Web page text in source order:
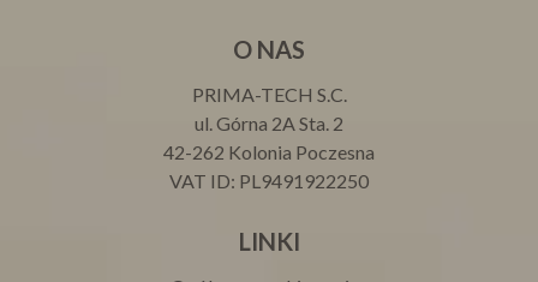
O NAS
PRIMA-TECH S.C.
ul. Górna 2A Sta. 2
42-262 Kolonia Poczesna
VAT ID: PL9491922250
LINKI